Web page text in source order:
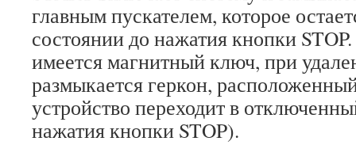
главным пускателем, которое
состоянии до нажатия кнопки
имеется магнитный ключ, при
размыкается геркон,
устройство переходит в
нажатия кнопки STOP).